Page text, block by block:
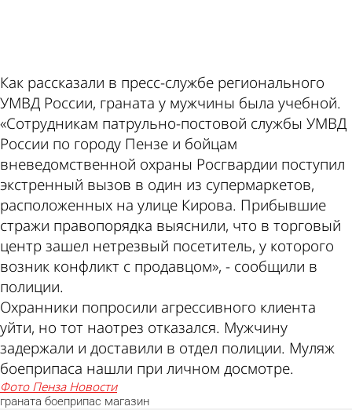
Как рассказали в пресс-службе регионального
УМВД России, граната у мужчины была учебной.
«Сотрудникам патрульно-постовой службы УМВД
России по городу Пензе и бойцам
вневедомственной охраны Росгвардии поступил
экстренный вызов в один из супермаркетов,
расположенных на улице Кирова. Прибывшие
стражи правопорядка выяснили, что в торговый
центр зашел нетрезвый посетитель, у которого
возник конфликт с продавцом», - сообщили в
полиции.
Охранники попросили агрессивного клиента
уйти, но тот наотрез отказался. Мужчину
задержали и доставили в отдел полиции. Муляж
боеприпаса нашли при личном досмотре.
фото Пенза Новости
граната боеприпас магазин